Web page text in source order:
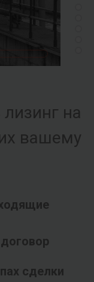
на
вашему
сделки